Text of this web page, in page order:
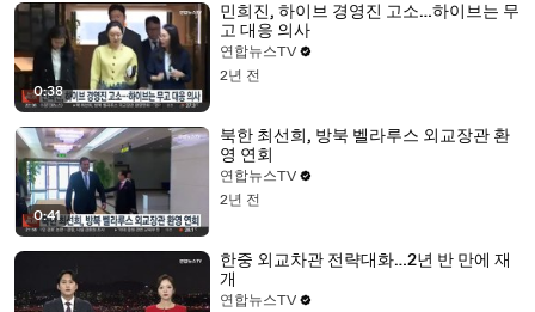
0:38
민희진, 하이브 경영진 고소…하이브는 무
고 대응 의사
연합뉴스TV
2년 전
0:41
북한 최선희, 방북 벨라루스 외교장관 환
영 연회
연합뉴스TV
2년 전
한중 외교차관 전략대화…2년 반 만에 재
개
연합뉴스TV